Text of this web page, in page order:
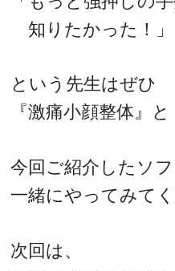
知りたかった！」
という先生はぜひ
『激痛小顔整体』と
今回ご紹介したソ
一緒にやってみてく
次回は、